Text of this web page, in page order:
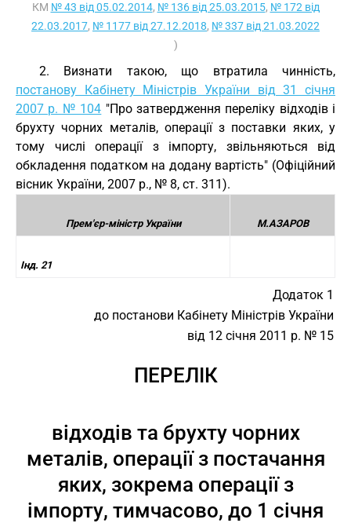
КМ № 43 від 05.02.2014, № 136 від 25.03.2015, № 172 від
22.03.2017, № 1177 від 27.12.2018, № 337 від 21.03.2022
)
2. Визнати такою, що втратила чинність,
постанову Кабінету Міністрів України від 31 січня
2007 р. № 104 "Про затвердження переліку відходів і
брухту чорних металів, операції з поставки яких, у
тому числі операції з імпорту, звільняються від
обкладення податком на додану вартість" (Офіційний
вісник України, 2007 р., № 8, ст. 311).
Прем'єр-міністр України М.АЗАРОВ
Інд. 21
Додаток 1
до постанови Кабінету Міністрів України
від 12 січня 2011 р. № 15
ПЕРЕЛІК
відходів та брухту чорних
металів, операції з постачання
яких, зокрема операції з
імпорту, тимчасово, до 1 січня